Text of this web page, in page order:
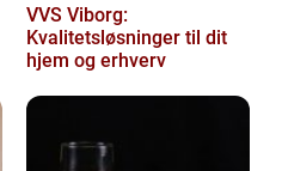
VVS Viborg:
Kvalitetsløsninger til dit
hjem og erhverv